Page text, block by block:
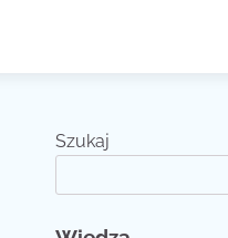
Szukaj